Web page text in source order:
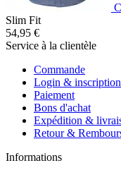
Slim Fit
54,95 €
Service à la clientèle
Commande
Login & inscription
Paiement
Bons d'achat
Expédition &
Retour &
Informations